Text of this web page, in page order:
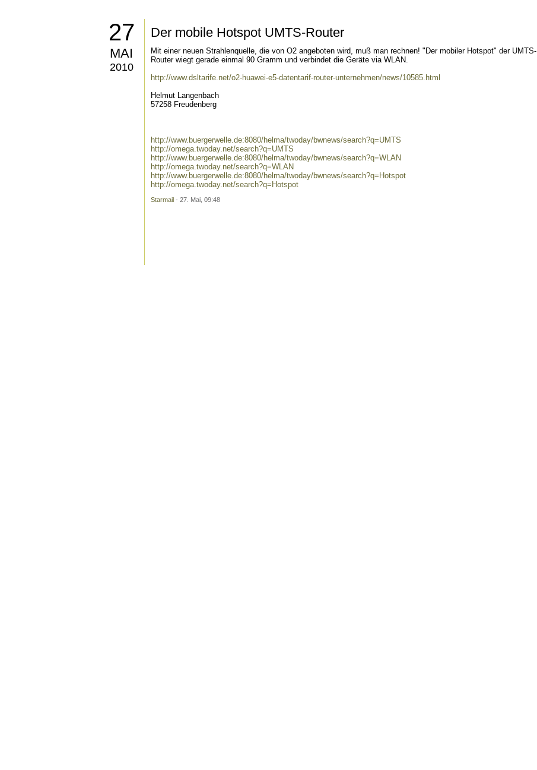
27
MAI
2010
Der mobile Hotspot UMTS-Router
Mit einer neuen Strahlenquelle, die von O2 angeboten wird, muß man rechnen! "Der mobiler Hotspot" der UMTS-
Router wiegt gerade einmal 90 Gramm und verbindet die Geräte via WLAN.
http://www.dsltarife.net/o2-huawei-e5-datentarif-router-unternehmen/news/10585.html
Helmut Langenbach
57258 Freudenberg
http://www.buergerwelle.de:8080/helma/twoday/bwnews/search?q=UMTS
http://omega.twoday.net/search?q=UMTS
http://www.buergerwelle.de:8080/helma/twoday/bwnews/search?q=WLAN
http://omega.twoday.net/search?q=WLAN
http://www.buergerwelle.de:8080/helma/twoday/bwnews/search?q=Hotspot
http://omega.twoday.net/search?q=Hotspot
Starmail - 27. Mai, 09:48